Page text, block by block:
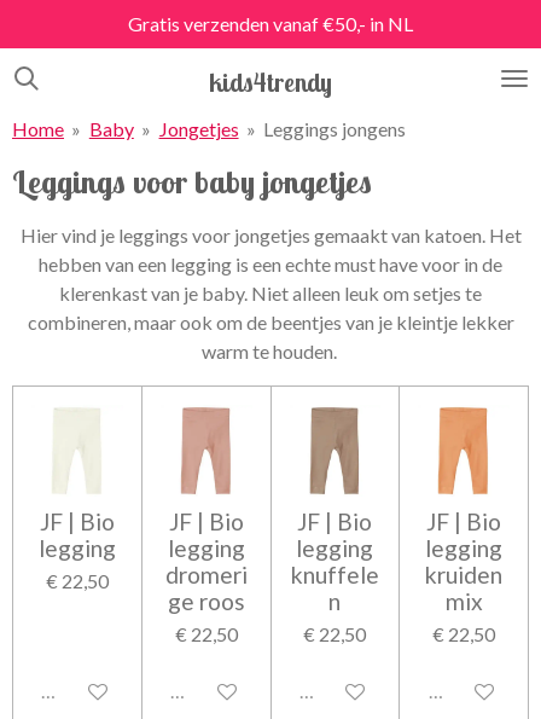
direct
naar
hoofdinhoud
kids4trendy
Gratis verzenden vanaf €50,- in NL
Home » Baby » Jongetjes » Leggings jongens
Leggings voor baby jongetjes
Hier vind je leggings voor jongetjes gemaakt van katoen. Het
hebben van een legging is een echte must have voor in de
klerenkast van je baby. Niet alleen leuk om setjes te
combineren, maar ook om de beentjes van je kleintje lekker
warm te houden.
JF | Bio
legging
€ 22,50
Uitgeschakeld
JF | Bio
legging
dromeri
ge roos
€ 22,50
Uitgeschakeld
JF | Bio
legging
knuffele
n
€ 22,50
Uitgeschakeld
JF | Bio
legging
kruiden
mix
€ 22,50